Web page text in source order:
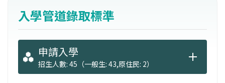
決問題、創新整合、及團隊合作的能力。而透
過通識教育以及輔系課程，使同學具備宏觀的
思想與全面的國際觀。設有四年制學士班、二
年制碩士班，除了招收本地高中職生外，歡迎
香港、澳門、馬來西亞等僑外生報考就讀。
入學管道錄取標準
申請入學
招生人數: 45（一般生: 43,原住民: 2）